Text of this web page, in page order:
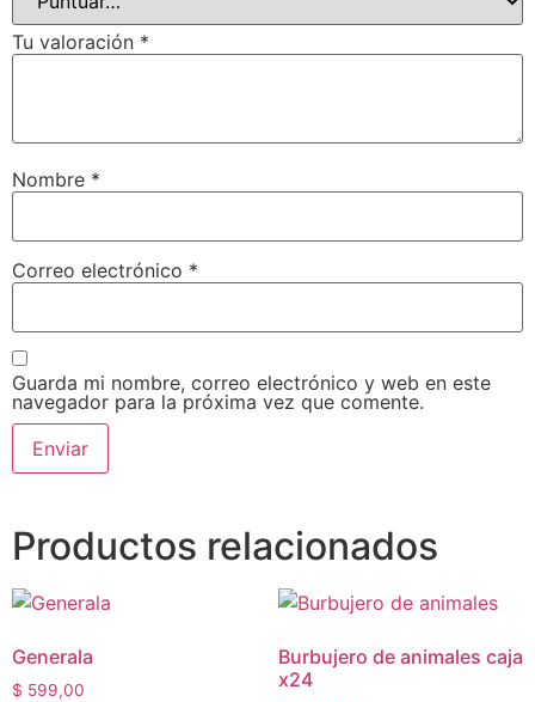
Tu valoración *
Nombre *
Correo electrónico *
Guarda mi nombre, correo electrónico y web en este
navegador para la próxima vez que comente.
Productos relacionados
Generala
$ 599,00
Burbujero de animales caja
x24